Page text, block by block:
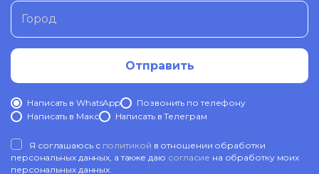
Город
Отправить
Написать в WhatsApp
Позвонить по телефону
Написать в Mакс
Написать в Телеграм
Я соглашаюсь с политикой в отношении обработки
персональных данных, а также даю согласие на обработку моих
персональных данных.